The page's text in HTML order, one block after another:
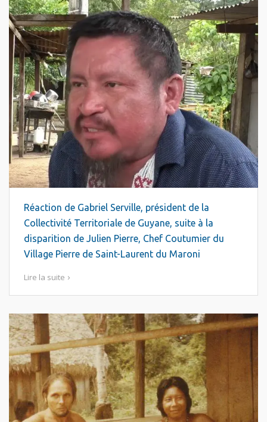
Réaction de Gabriel Serville, président de la
Collectivité Territoriale de Guyane, suite à la
disparition de Julien Pierre, Chef Coutumier du
Village Pierre de Saint-Laurent du Maroni
Lire la suite